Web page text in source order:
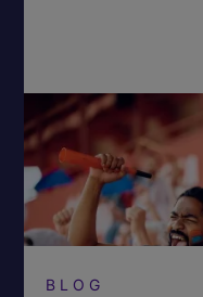
BLOG